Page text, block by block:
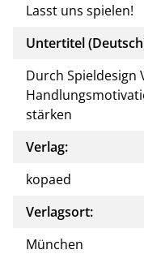
Lasst uns spielen!
Untertitel
Durch Spieldesign
stärken
Verlag:
kopaed
Verlagsort:
München